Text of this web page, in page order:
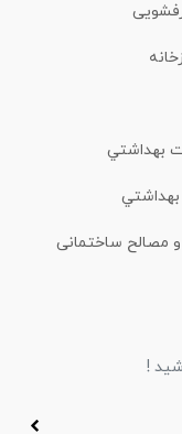
بهداشتي
مصالح ساختمانی
!